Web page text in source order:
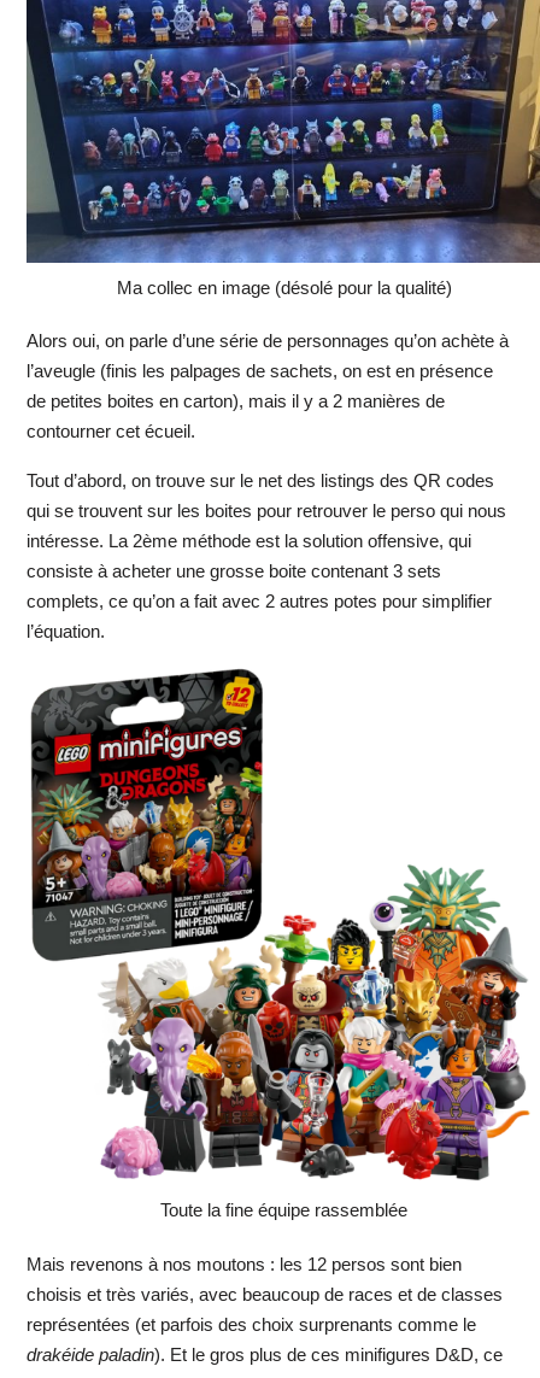
Ma collec en image (désolé pour la qualité)
Alors oui, on parle d’une série de personnages qu’on achète à
l’aveugle (finis les palpages de sachets, on est en présence
de petites boites en carton), mais il y a 2 manières de
contourner cet écueil.
Tout d’abord, on trouve sur le net des listings des QR codes
qui se trouvent sur les boites pour retrouver le perso qui nous
intéresse. La 2ème méthode est la solution offensive, qui
consiste à acheter une grosse boite contenant 3 sets
complets, ce qu’on a fait avec 2 autres potes pour simplifier
l’équation.
Toute la fine équipe rassemblée
Mais revenons à nos moutons : les 12 persos sont bien
choisis et très variés, avec beaucoup de races et de classes
représentées (et parfois des choix surprenants comme le
drakéide paladin). Et le gros plus de ces minifigures D&D, ce